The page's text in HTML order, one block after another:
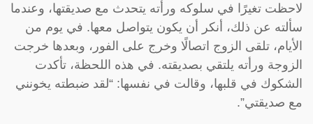
لاحظت تغيرًا في سلوكه ورأته يتحدث مع صديقتها، وعندما
سألته عن ذلك، أنكر أن يكون يتواصل معها. في يوم من
الأيام، تلقى الزوج اتصالًا وخرج على الفور، وبعدها خرجت
الزوجة ورأته يلتقي بصديقته. في هذه اللحظة، تأكدت
الشكوك في قلبها، وقالت في نفسها: “لقد ضبطته يخونني
مع صديقتي”.